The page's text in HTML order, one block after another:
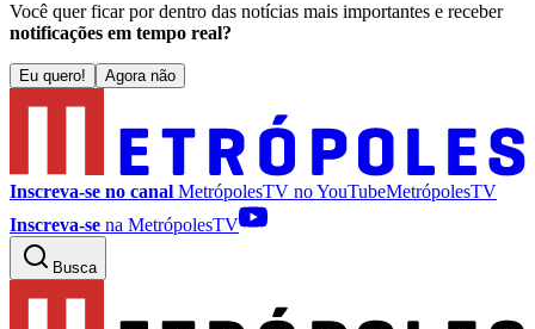
Você quer ficar por dentro das notícias mais importantes e receber
notificações em tempo real?
Eu quero! Agora não
Inscreva-se no canal MetrópolesTV noYouTubeMetrópolesTV
Inscreva-se na MetrópolesTV
Busca